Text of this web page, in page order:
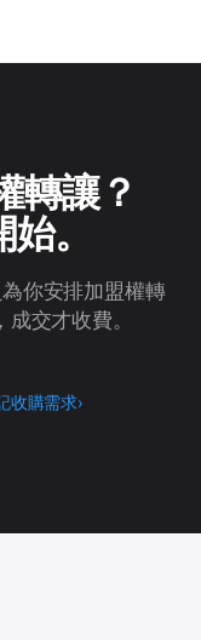
轉讓？
。
你安排加盟權轉
交才收費。
收購需求›